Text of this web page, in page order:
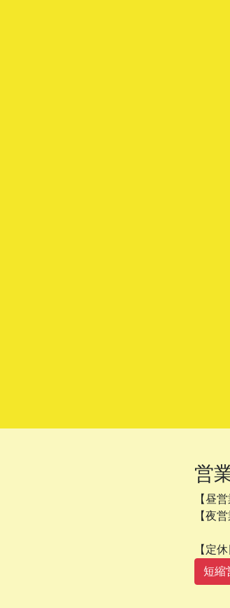
営
【昼
【夜
ラ
【
短縮